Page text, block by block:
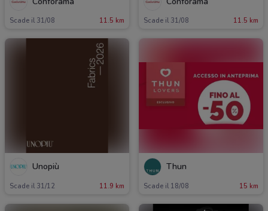
Scade il 31/08 11.5 km Scade il 31/08 11.5 km
Unopiù
Scade il 31/12 11.9 km
Thun
Scade il 18/08 15 km